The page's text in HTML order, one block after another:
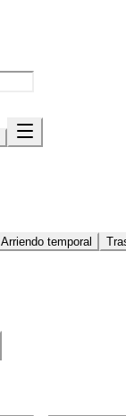
Arriendo temporal